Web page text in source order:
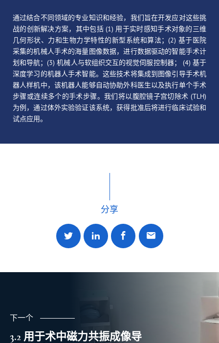
通过结合不同领域的专业知识和经验，我们旨在开发应对这些挑
战的创新解决方案，其中包括 (1) 用于实时感知手术对象的三维
几何形状、力和生物力学特性的新型系统和算法；(2) 基于医院
采集的机械人手术的海量图像数据，进行数据驱动的智能手术计
划和导航；(3) 机械人与软组织交互的视觉伺服控制器； (4) 基于
深度学习的机器人手术智能。这些技术将集成到图像引导手术机
器人样机中，该机器人能够自动协助外科医生以及执行单个手术
步骤或连续多个的手术步骤。我们将以腹腔镜子宫切除术 (TLH)
为例，通过体外实验验证该系统，获得批准后将进行临床试验和
试点应用。
分享
分享到 Twitter分享到 LinkedIn
分享到 facebook
经电邮分享
下一个
3.2 用于术中磁力共振成像导